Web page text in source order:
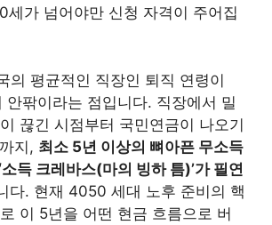
세가 넘어야만 신청 자격이 주어집
의 평균적인 직장인 퇴직 연령이
팎이라는 점입니다. 직장에서 밀
끊긴 시점부터 국민연금이 나오기
지, 최소 5년 이상의 뼈아픈 무소득
득 크레바스(마의 빙하 틈)’가 필연
다. 현재 4050 세대 노후 준비의 핵
이 5년을 어떤 현금 흐름으로 버